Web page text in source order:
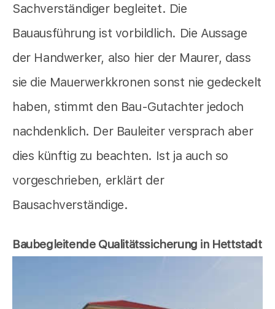
Sachverständiger begleitet. Die
Bauausführung ist vorbildlich. Die Aussage
der Handwerker, also hier der Maurer, dass
sie die Mauerwerkkronen sonst nie gedeckelt
haben, stimmt den Bau-Gutachter jedoch
nachdenklich. Der Bauleiter versprach aber
dies künftig zu beachten. Ist ja auch so
vorgeschrieben, erklärt der
Bausachverständige.
Baubegleitende Qualitätssicherung in Hettstadt